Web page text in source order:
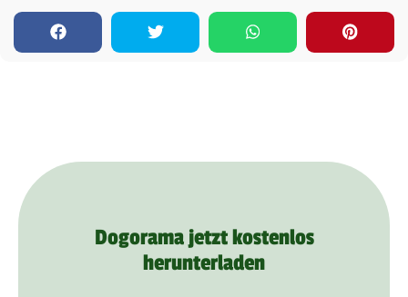
Dogorama jetzt kostenlos
herunterladen